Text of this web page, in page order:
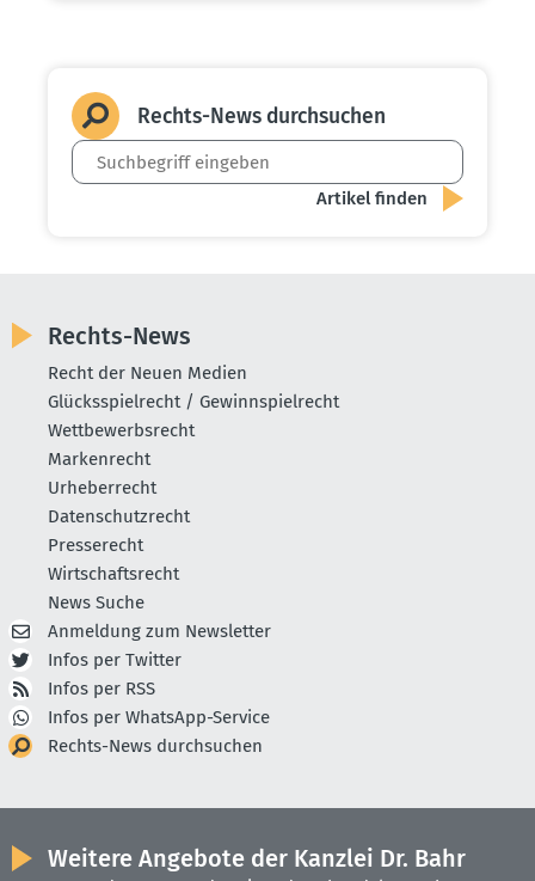
Rechts-News durch­suchen
Rechts-News
Recht der Neuen Medien
Glücksspielrecht / Gewinnspielrecht
Wettbewerbsrecht
Markenrecht
Urheberrecht
Datenschutzrecht
Presserecht
Wirtschaftsrecht
News Suche
Anmeldung zum Newsletter
Infos per Twitter
Infos per RSS
Infos per WhatsApp-Service
Rechts-News durchsuchen
Weitere Angebote der Kanzlei Dr. Bahr